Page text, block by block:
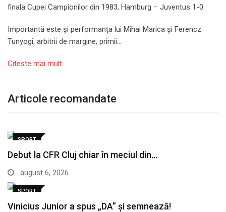
finala Cupei Campionilor din 1983, Hamburg – Juventus 1-0.
Importantă este și performanța lui Mihai Marica și Ferencz
Tunyogi, arbitrii de margine, primii…
Citeste mai mult
Articole recomandate
SPORT
Debut la CFR Cluj chiar în meciul din…
august 6, 2026
SPORT
Vinicius Junior a spus „DA” și semnează!